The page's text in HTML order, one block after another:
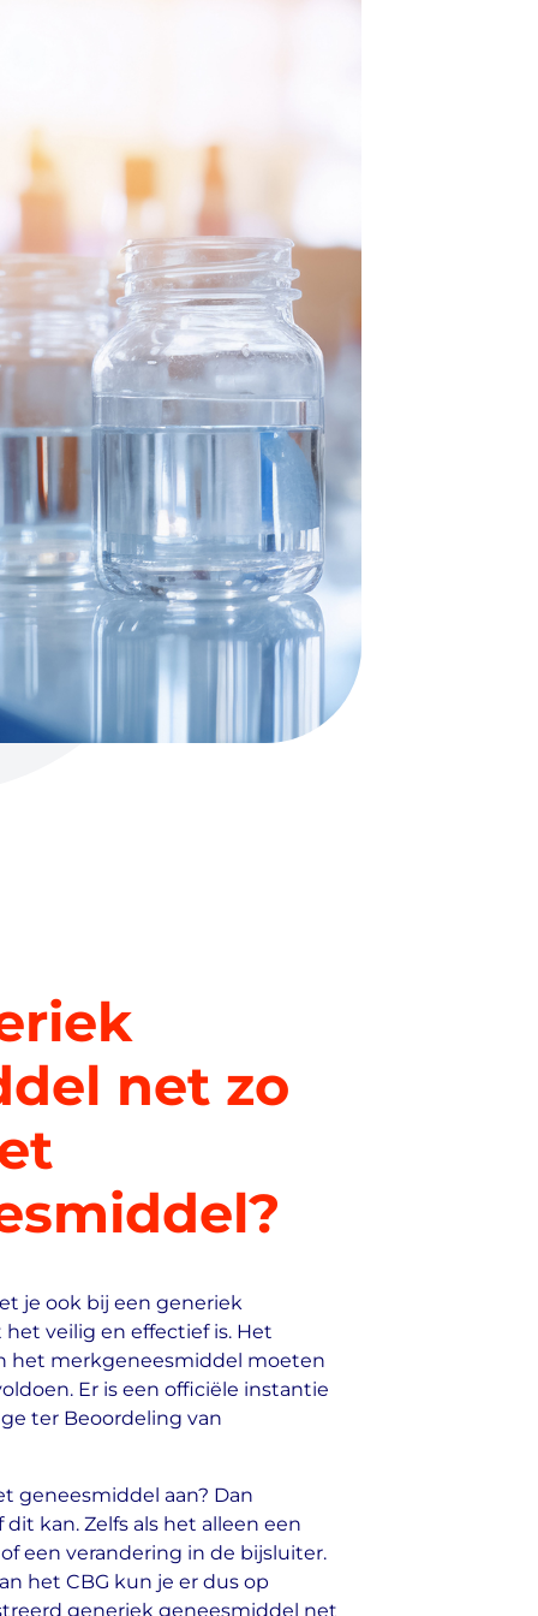
net zo
je ook bij een generiek
veilig en effectief is. Het
het merkgeneesmiddel moeten
Er is een officiële instantie
ter Beoordeling van
geneesmiddel aan? Dan
kan. Zelfs als het alleen een
een verandering in de bijsluiter.
het CBG kun je er dus op
generiek geneesmiddel net